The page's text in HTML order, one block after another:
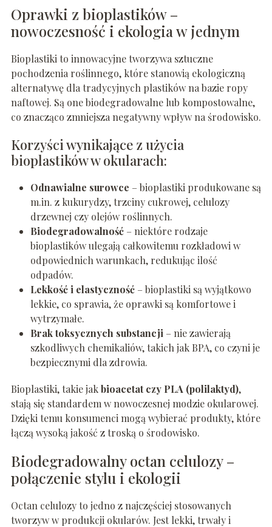
Oprawki z bioplastików –
nowoczesność i ekologia w jednym
Bioplastiki to innowacyjne tworzywa sztuczne
pochodzenia roślinnego, które stanowią ekologiczną
alternatywę dla tradycyjnych plastików na bazie ropy
naftowej. Są one biodegradowalne lub kompostowalne,
co znacząco zmniejsza negatywny wpływ na środowisko.
Korzyści wynikające z użycia
bioplastików w okularach:
Odnawialne surowce – bioplastiki produkowane są
m.in. z kukurydzy, trzciny cukrowej, celulozy
drzewnej czy olejów roślinnych.
Biodegradowalność– niektóre rodzaje
bioplastików ulegają całkowitemu rozkładowi w
odpowiednich warunkach, redukując ilość
odpadów.
Lekkość i elastyczność– bioplastiki są wyjątkowo
lekkie, co sprawia, że oprawki są komfortowe i
wytrzymałe.
Brak toksycznych substancji – nie zawierają
szkodliwych chemikaliów, takich jak BPA, co czyni je
bezpiecznymi dla zdrowia.
Bioplastiki, takie jakbioacetat czy PLA (polilaktyd),
stają się standardem w nowoczesnej modzie okularowej.
Dzięki temu konsumenci mogą wybierać produkty, które
łączą wysoką jakość z troską o środowisko.
Biodegradowalny octan celulozy –
połączenie stylu i ekologii
Octan celulozy to jedno z najczęściej stosowanych
tworzyw w produkcji okularów. Jest lekki, trwały i